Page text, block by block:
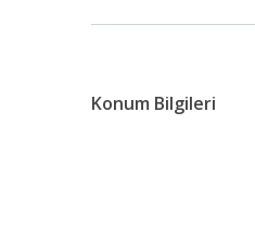
Konum Bilgileri